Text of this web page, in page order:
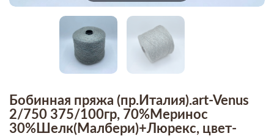
Бобинная пряжа (пр.Италия).art-Venus
2/750 375/100гр, 70%Меринос
30%Шелк(Малбери)+Люрекс, цвет-